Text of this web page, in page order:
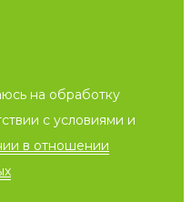
на обработку
с условиями и
в отношении